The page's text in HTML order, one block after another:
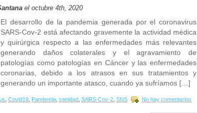
el octubre 4th, 2020
El desarrollo de la pandemia generada por el coronavirus
SARS-Cov-2 está afectando gravemente la actividad médica
y quirúrgica respecto a las enfermedades más relevantes
generando daños colaterales y el agravamiento de
patologías como patologías en Cáncer y las enfermedades
coronarias, debido a los atrasos en sus tratamientos y
generando un importante atasco, cuando ya sufríamos […]
Covid19 Pandemia sanidad SARS-Cov-2 SNS
No hay comentarios